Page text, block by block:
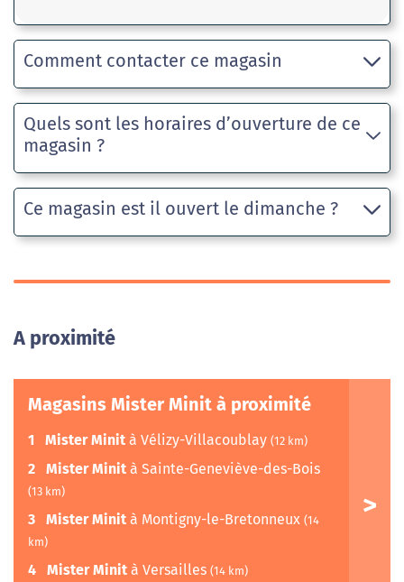
Comment contacter ce magasin
Quels sont les horaires d’ouverture de ce
magasin ?
Ce magasin est il ouvert le dimanche ?
A proximité
Magasins Mister Minit à proximité
1 Mister Minit à Vélizy-Villacoublay (12 km)
2 Mister Minit à Sainte-Geneviève-des-Bois
(13 km)
3 Mister Minit à Montigny-le-Bretonneux (14
km)
4 Mister Minit à Versailles (14 km)